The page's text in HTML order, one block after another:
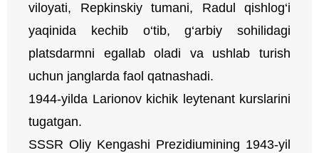
viloyati, Repkinskiy tumani, Radul qishlog‘i
yaqinida kechib o‘tib, g‘arbiy sohilidagi
platsdarmni egallab oladi va ushlab turish
uchun janglarda faol qatnashadi.
1944-yilda Larionov kichik leytenant kurslarini
tugatgan.
SSSR Oliy Kengashi Prezidiumining 1943-yil